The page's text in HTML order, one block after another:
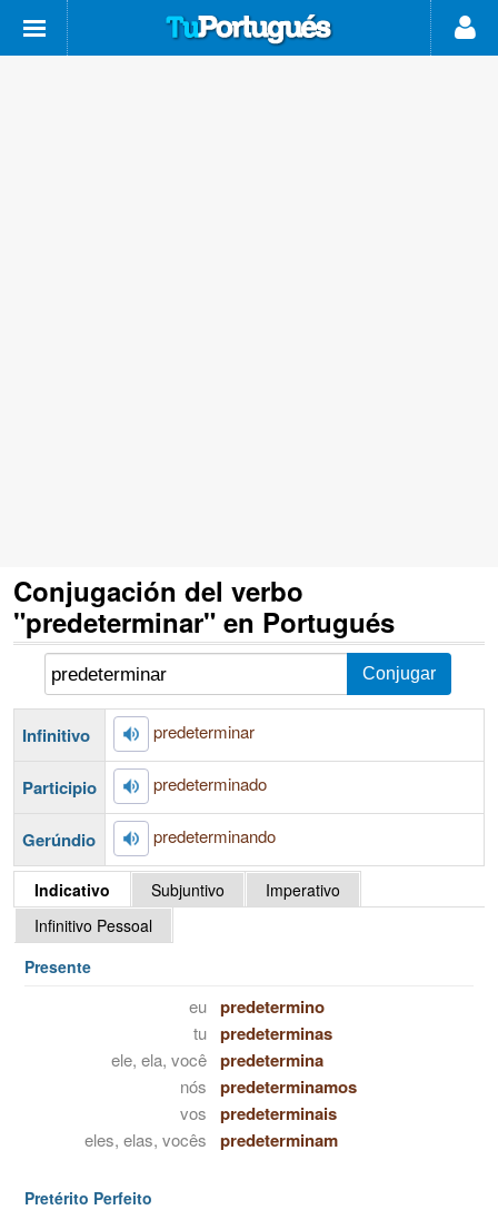
Conjugación del verbo
"predeterminar" en Portugués
Infinitivo predeterminar
Participio predeterminado
Gerúndio predeterminando
Indicativo Subjuntivo
Imperativo
Infinitivo Pessoal
Presente
eu predetermino
tu predeterminas
ele, ela, você predetermina
nós predeterminamos
vos predeterminais
eles, elas, vocês predeterminam
Pretérito Perfeito